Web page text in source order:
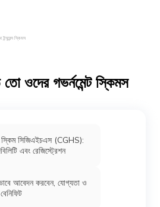
স্কিমস
ওদের গভর্নমেন্ট স্কিমস
স্কিম সিজিএইচএস (CGHS):
এবং রেজিস্ট্রেশন
আবেদন করবেন, যোগ্যতা ও
বেনিফিট